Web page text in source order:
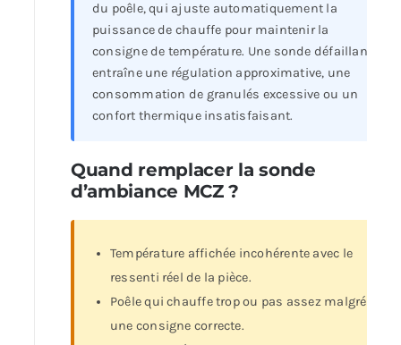
du poêle, qui ajuste automatiquement la
puissance de chauffe pour maintenir la
consigne de température. Une sonde défaillante
entraîne une régulation approximative, une
consommation de granulés excessive ou un
confort thermique insatisfaisant.
Quand remplacer la sonde
d’ambiance MCZ ?
Température affichée incohérente avec le
ressenti réel de la pièce.
Poêle qui chauffe trop ou pas assez malgré
une consigne correcte.